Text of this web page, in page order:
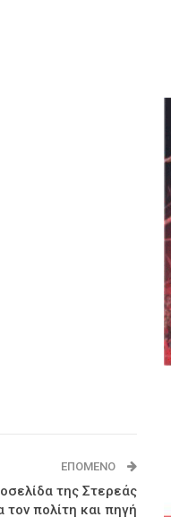
ΕΠΌΜΕΝΟ
της Στερεάς
τον πολίτη και πηγή